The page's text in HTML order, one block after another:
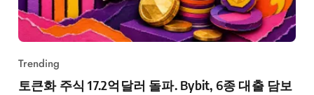
Trending
토큰화 주식 17.2억달러 돌파. Bybit, 6종 대출 담보